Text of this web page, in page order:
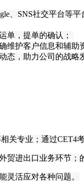
SNS社交平台等平
单，提单的确认；
维护客户信息和辅助
态，助力公司的战略
关专业；通过CET4
贸进出口业务环节；
灵活应对各种问题。